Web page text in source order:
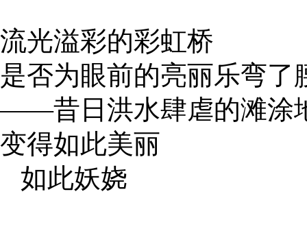
流光溢彩的彩虹桥
是否为眼前的亮丽乐弯了
——昔日洪水肆虐的滩涂
变得如此美丽
如此妖娆